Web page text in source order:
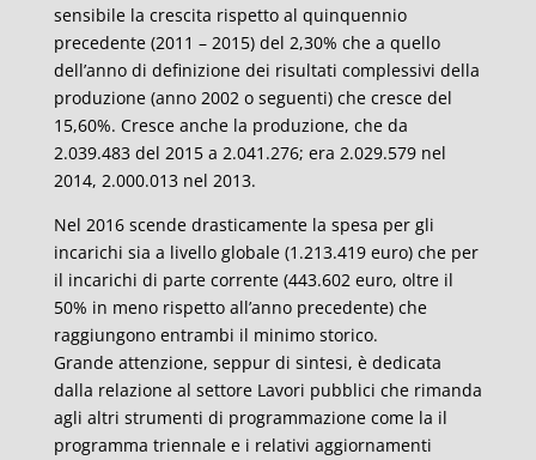
sensibile la crescita rispetto al quinquennio
precedente (2011 – 2015) del 2,30% che a quello
dell’anno di definizione dei risultati complessivi della
produzione (anno 2002 o seguenti) che cresce del
15,60%. Cresce anche la produzione, che da
2.039.483 del 2015 a 2.041.276; era 2.029.579 nel
2014, 2.000.013 nel 2013.
Nel 2016 scende drasticamente la spesa per gli
incarichi sia a livello globale (1.213.419 euro) che per
il incarichi di parte corrente (443.602 euro, oltre il
50% in meno rispetto all’anno precedente) che
raggiungono entrambi il minimo storico.
Grande attenzione, seppur di sintesi, è dedicata
dalla relazione al settore Lavori pubblici che rimanda
agli altri strumenti di programmazione come la il
programma triennale e i relativi aggiornamenti